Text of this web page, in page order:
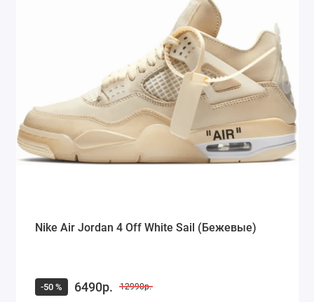
Nike Air Jordan 4 Off White Sail (Бежевые)
-50 % 6490р. 12990р.